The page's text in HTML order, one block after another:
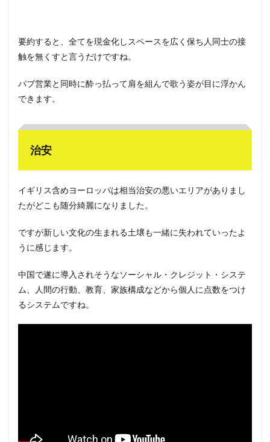
要約すると、全てを現金化しスペースを広く保ち人同士の接
触を無くすと言うだけですね。
パブ営業と同時に酔っ払って肩を組んで歌う姿が目に浮かん
できます。
治安
イギリス含めヨーロッパは相当治安の悪いエリアがありまし
たがどこも随分綺麗になりました。
ですが新しい文化の生まれる土壌も一緒に失われていったよ
うに感じます。
中国で遂に導入されそうなソーシャル・クレジット・システ
ム、人間の行動、教育、家族構成などから個人に点数をつけ
るシステムですね。